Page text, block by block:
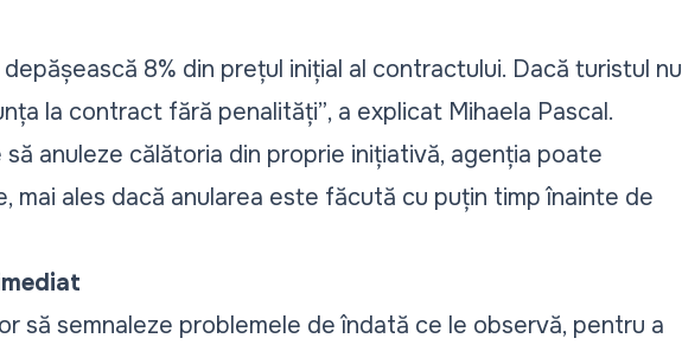
8% din prețul inițial al contractului. Dacă turistul nu
la contract fără penalități”, a explicat Mihaela Pascal.
anuleze călătoria din proprie inițiativă, agenția poate
mai ales dacă anularea este făcută cu puțin timp înainte de
să semnaleze problemele de îndată ce le observă, pentru a